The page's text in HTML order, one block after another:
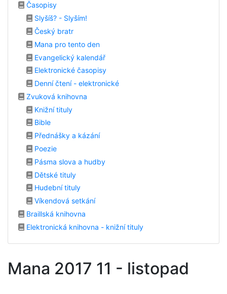
Časopisy
Slyšíš? - Slyším!
Český bratr
Mana pro tento den
Evangelický kalendář
Elektronické časopisy
Denní čtení - elektronické
Zvuková knihovna
Knižní tituly
Bible
Přednášky a kázání
Poezie
Pásma slova a hudby
Dětské tituly
Hudební tituly
Víkendová setkání
Braillská knihovna
Elektronická knihovna - knižní tituly
Mana 2017 11 - listopad